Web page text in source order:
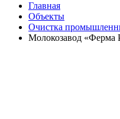
Главная
Объекты
Очистка
Молокозавод «Ферма